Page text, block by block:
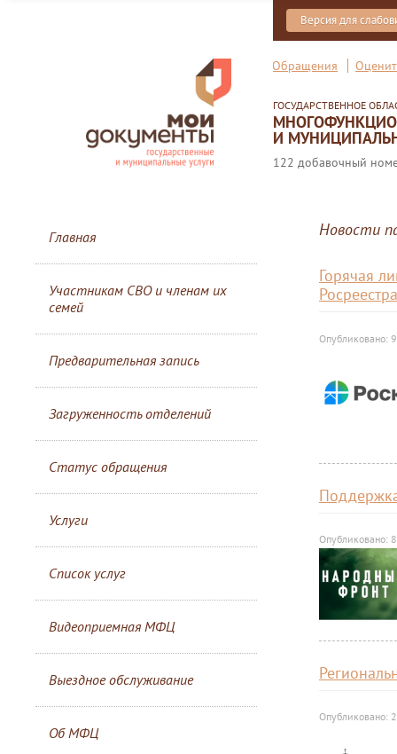
Версия для
Обращения
ГОСУДАРСТВЕННОЕ
И
122 добавочный
Главная
Участникам СВО и членам их
семей
Предварительная запись
Загруженность отделений
Статус обращения
Услуги
Список услуг
Видеоприемная МФЦ
Выездное обслуживание
Об МФЦ
Новости
Горячая
Росреестра
Опубликовано:
Опубликовано:
Опубликовано: